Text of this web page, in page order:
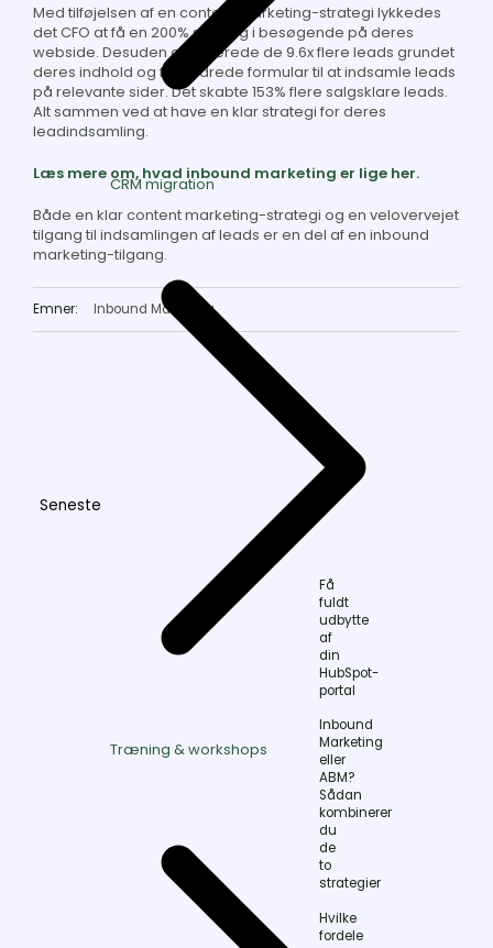
CRM migration
Træning & workshops
Med tilføjelsen af en content marketing-strategi lykkedes
det CFO at få en 200% stigning i besøgende på deres
webside. Desuden genererede de 9.6x flere leads grundet
deres indhold og forbedrede formular til at indsamle leads
på relevante sider. Det skabte 153% flere salgsklare leads.
Alt sammen ved at have en klar strategi for deres
leadindsamling.
Læs mere om, hvad inbound marketing er lige her.
Både en klar content marketing-strategi og en velovervejet
tilgang til indsamlingen af leads er en del af en inbound
marketing-tilgang.
Emner: Inbound Marketing
Seneste
Få
fuldt
udbytte
af
din
HubSpot-
portal
Inbound
Marketing
eller
ABM?
Sådan
kombinerer
du
de
to
strategier
Hvilke
fordele